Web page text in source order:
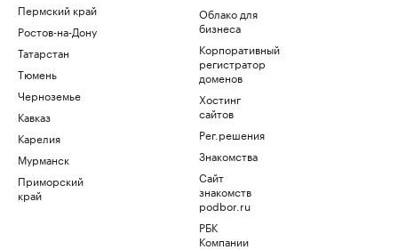
Пермский край
Ростов-на-Дону
Татарстан
Тюмень
Черноземье
Кавказ
Карелия
Мурманск
Приморский
край
Облако для
бизнеса
Корпоративный
регистратор
доменов
Хостинг
сайтов
Рег.решения
Знакомства
Сайт
знакомств
podbor.ru
РБК
Компании